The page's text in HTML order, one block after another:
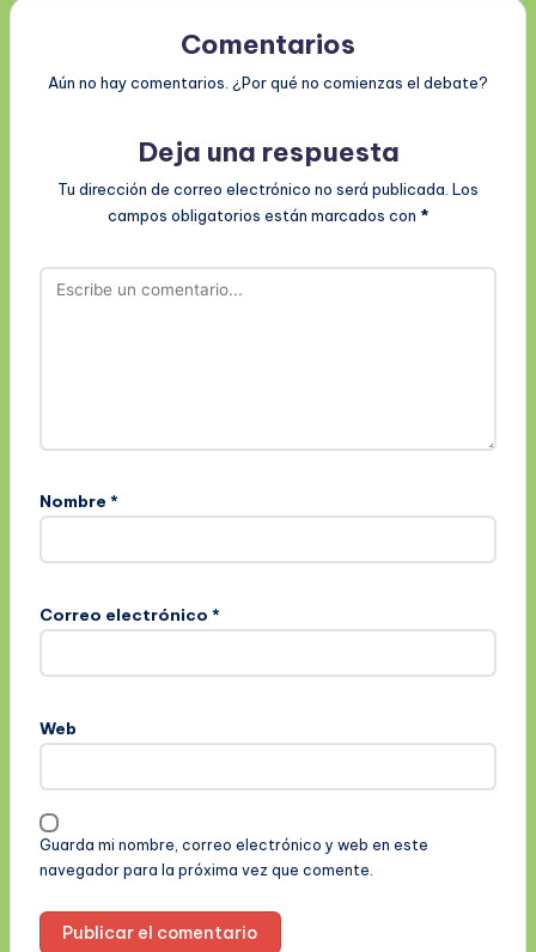
Comentarios
Aún no hay comentarios. ¿Por qué no comienzas el debate?
Deja una respuesta
Tu dirección de correo electrónico no será publicada. Los
campos obligatorios están marcados con *
Nombre *
Correo electrónico *
Web
Guarda mi nombre, correo electrónico y web en este
navegador para la próxima vez que comente.